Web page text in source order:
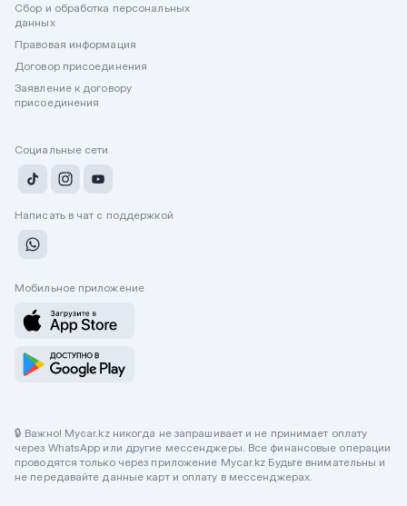
Сбор и обработка персональных
данных
Правовая информация
Договор присоединения
Заявление к договору
присоединения
Социальные сети
Написать в чат с поддержкой
Мобильное приложение
🔒 Важно! Mycar.kz никогда не запрашивает и не принимает оплату
через WhatsApp или другие мессенджеры. Все финансовые операции
проводятся только через приложение Mycar.kz Будьте внимательны и
не передавайте данные карт и оплату в мессенджерах.